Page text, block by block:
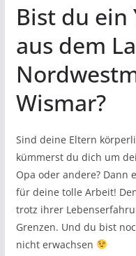
Bist du ein
aus dem
Wismar?
Sind deine Eltern
kümmerst du dich um
Opa oder andere? Dann
für deine tolle Arbeit!
trotz ihrer
Grenzen. Und du bist
nicht erwachsen